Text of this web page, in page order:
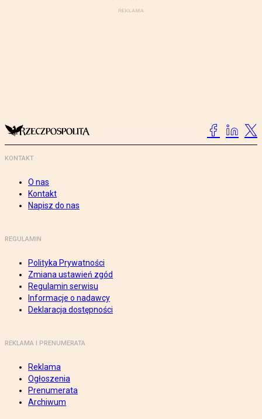
KONTAKT
O nas
Kontakt
Napisz do nas
REGULAMIN
Polityka Prywatności
Zmiana ustawień zgód
Regulamin serwisu
Informacje o nadawcy
Deklaracja dostępności
REKLAMA I PRENUMERATA
Reklama
Ogłoszenia
Prenumerata
Archiwum